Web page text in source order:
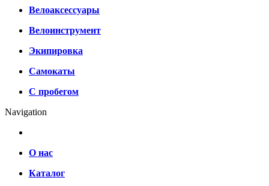
Велоаксессуары
Велоинструмент
Экипировка
Самокаты
С пробегом
Navigation
О нас
Каталог